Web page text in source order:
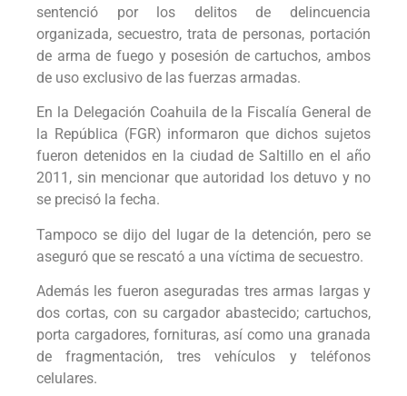
sentenció por los delitos de delincuencia
organizada, secuestro, trata de personas, portación
de arma de fuego y posesión de cartuchos, ambos
de uso exclusivo de las fuerzas armadas.
En la Delegación Coahuila de la Fiscalía General de
la República (FGR) informaron que dichos sujetos
fueron detenidos en la ciudad de Saltillo en el año
2011, sin mencionar que autoridad los detuvo y no
se precisó la fecha.
Tampoco se dijo del lugar de la detención, pero se
aseguró que se rescató a una víctima de secuestro.
Además les fueron aseguradas tres armas largas y
dos cortas, con su cargador abastecido; cartuchos,
porta cargadores, fornituras, así como una granada
de fragmentación, tres vehículos y teléfonos
celulares.